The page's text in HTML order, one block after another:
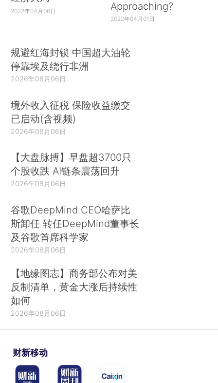
2022年04月06日
Approaching?
2022年04月01日
规避红海封锁 中国超大油轮
停靠埃及绕行非洲
2026年08月06日
境外收入征税 保险收益缴交
已启动(含视频)
2026年08月06日
【大盘脉搏】早盘超3700只
个股收跌 AI链条震荡回升
2026年08月06日
谷歌DeepMind CEO哈萨比
斯卸任 转任DeepMind董事长
及谷歌首席科学家
2026年08月06日
【地缘图志】商务部公布对美
反制清单，黄金大涨后持续性
如何
2026年08月06日
财新移动